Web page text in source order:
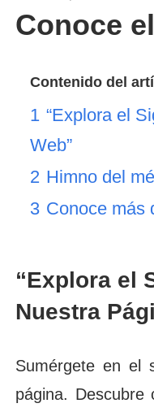
Conoce
Contenido del
1 “Explora el
Web”
2 Himno del
3 Conoce más
“Explora el
Nuestra
Sumérgete en el
página.